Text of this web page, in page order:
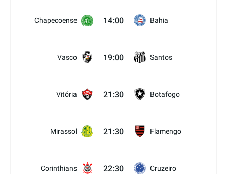
Chapecoense 14:00 Bahia
Vasco 19:00 Santos
Vitória 21:30 Botafogo
Mirassol 21:30 Flamengo
Corinthians 22:30 Cruzeiro